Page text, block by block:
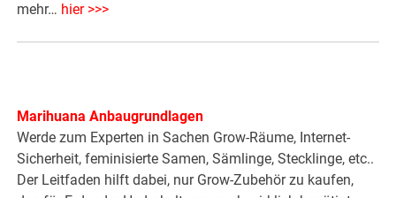
mehr… hier >>>
Marihuana Anbaugrundlagen
Werde zum Experten in Sachen Grow-Räume, Internet-
Sicherheit, feminisierte Samen, Sämlinge, Stecklinge, etc..
Der Leitfaden hilft dabei, nur Grow-Zubehör zu kaufen,